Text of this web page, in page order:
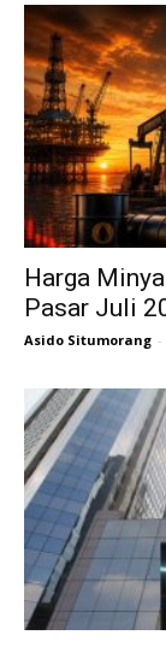
Harga
Pasar Juli
Asido Situmorang -